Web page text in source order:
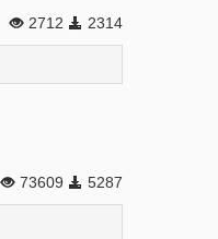
2712 2314
73609 5287